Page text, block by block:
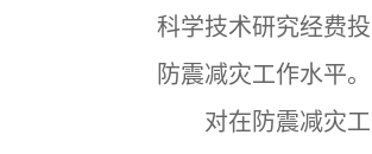
科学技术研究经费
防震减灾工作水平。
对在防震减灾工